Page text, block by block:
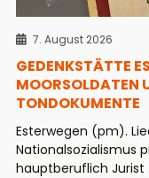
7. August 2026
GEDENKSTÄTTE
MOORSOLDATEN
TONDOKUMENTE
Esterwegen (pm).
Nationalsozialismus
hauptberuflich Jurist